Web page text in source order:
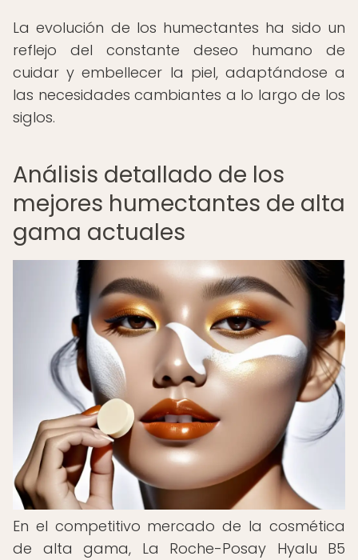
La evolución de los humectantes ha sido un
reflejo del constante deseo humano de
cuidar y embellecer la piel, adaptándose a
las necesidades cambiantes a lo largo de los
siglos.
Análisis detallado de los
mejores humectantes de alta
gama actuales
En el competitivo mercado de la cosmética
de alta gama, La Roche-Posay Hyalu B5